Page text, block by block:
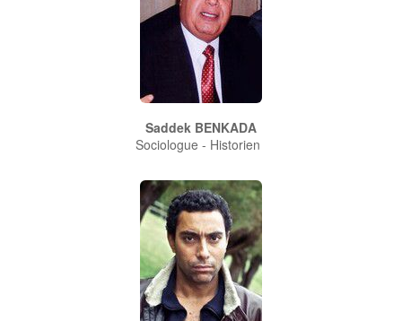
Saddek BENKADA
Sociologue - Historien